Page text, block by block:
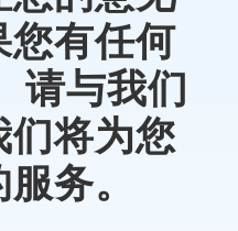
您有任何
请与我们
们将为您
务。